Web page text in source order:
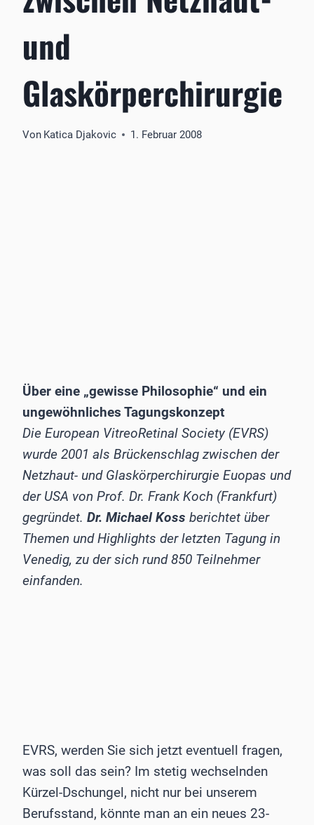
und
Glaskörperchirurgie
Von Katica Djakovic 1. Februar 2008
Über eine „gewisse Philosophie“ und ein
ungewöhnliches Tagungskonzept
Die European VitreoRetinal Society (EVRS)
wurde 2001 als Brückenschlag zwischen der
Netzhaut- und Glaskörperchirurgie Euopas und
der USA von Prof. Dr. Frank Koch (Frankfurt)
gegründet. Dr. Michael Koss berichtet über
Themen und Highlights der letzten Tagung in
Venedig, zu der sich rund 850 Teilnehmer
einfanden.
EVRS, werden Sie sich jetzt eventuell fragen,
was soll das sein? Im stetig wechselnden
Kürzel-Dschungel, nicht nur bei unserem
Berufsstand, könnte man an ein neues 23-